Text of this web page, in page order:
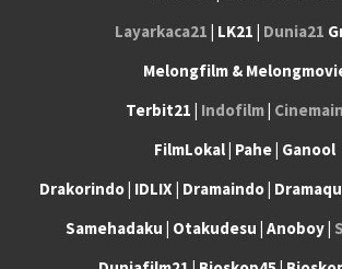
Layarkaca21 | LK21 | Dunia21
Melongfilm &
Terbit21 | Indofilm|
FilmLokal | Pahe | Ganool
Drakorindo | IDLIX | Dramaindo |
Samehadaku | Otakudesu | Anoboy |